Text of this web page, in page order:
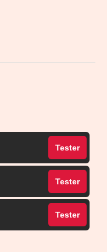
Tester
Tester
Tester